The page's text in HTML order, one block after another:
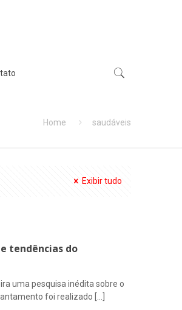
Home saudáveis
Exibir tudo
tendências do
uma pesquisa inédita sobre o
foi realizado